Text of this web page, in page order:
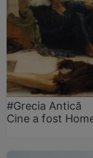
#Grecia Antică
Cine a fost